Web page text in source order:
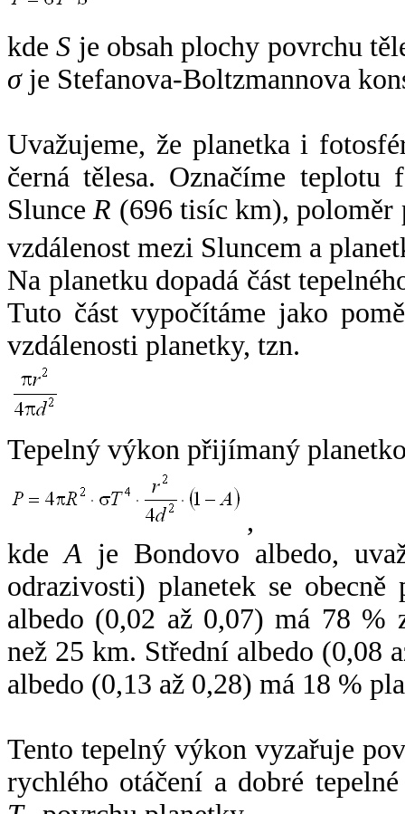
kdeS je obsah plochy povrchu
σje Stefanova-Boltzmannova
Uvažujeme, že planetka i
černá tělesa. Označíme
SlunceR (696 tisíc km),
vzdálenost mezi Sluncem a
Na planetku dopadá část
Tuto část vypočítáme jako
vzdálenosti planetky, tzn.
Tepelný výkon přijímaný
,
kdeA je Bondovo albedo,
odrazivosti) planetek se
albedo (0,02 až 0,07) má 78 %
než 25 km. Střední albedo (0,08
albedo (0,13 až 0,28) má 18 %
Tento tepelný výkon vyzařuje
rychlého otáčení a dobré